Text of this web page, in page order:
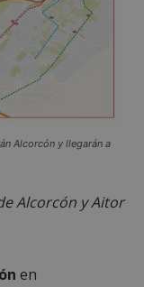
Alcorcón y llegarán a
Alcorcón y Aitor
en
/